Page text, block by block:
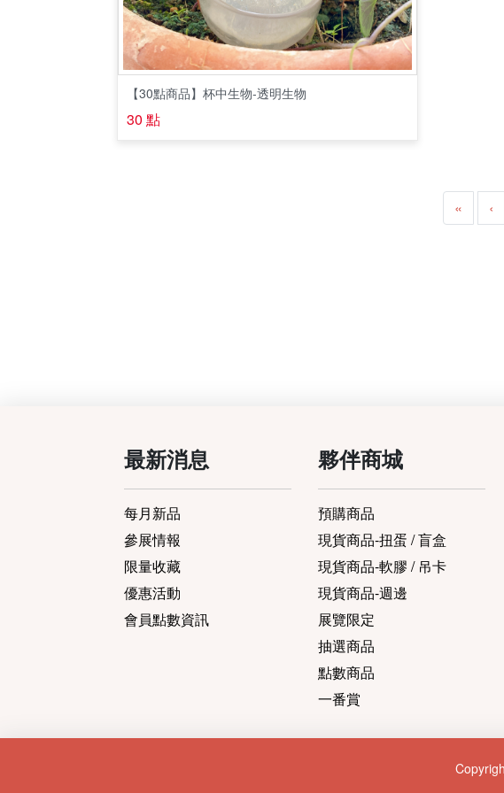
【30點商品】杯中生物-透明生物
30 點
« ‹
最新消息
每月新品
參展情報
限量收藏
優惠活動
會員點數資訊
夥伴商城
預購商品
現貨商品-扭蛋 / 盲盒
現貨商品-軟膠 / 吊卡
現貨商品-週邊
展覽限定
抽選商品
點數商品
一番賞